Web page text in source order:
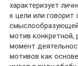
характеризует
к цели или говорит
мотив конкретной,
момент
мотивов как